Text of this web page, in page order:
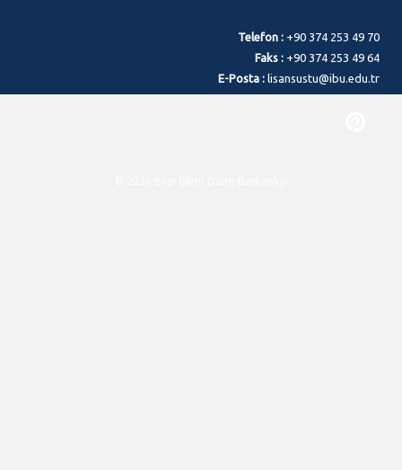
Telefon : +90 374 253 49 70
Faks : +90 374 253 49 64
E-Posta : lisansustu@ibu.edu.tr